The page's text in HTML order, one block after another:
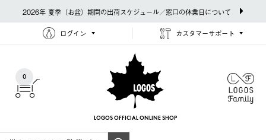
2026年 夏季（お盆）期間の出荷スケジュール／窓口の休業日について
ログイン カスタマーサポート
0
LOGOS OFFICIAL ONLINE SHOP